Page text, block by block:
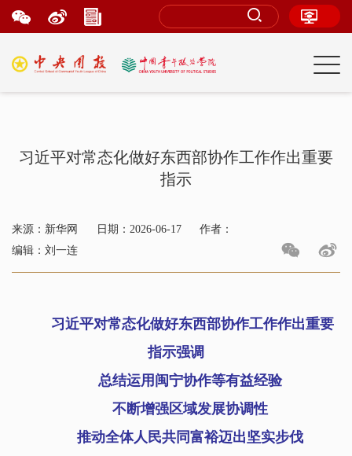
习近平对常态化做好东西部协作工作作出重要
指示
来源：新华网 日期：2026-06-17
作者：
编辑：刘一连
习近平对常态化做好东西部协作工作作出重要
指示强调
总结运用闽宁协作等有益经验
不断增强区域发展协调性
推动全体人民共同富裕迈出坚实步伐